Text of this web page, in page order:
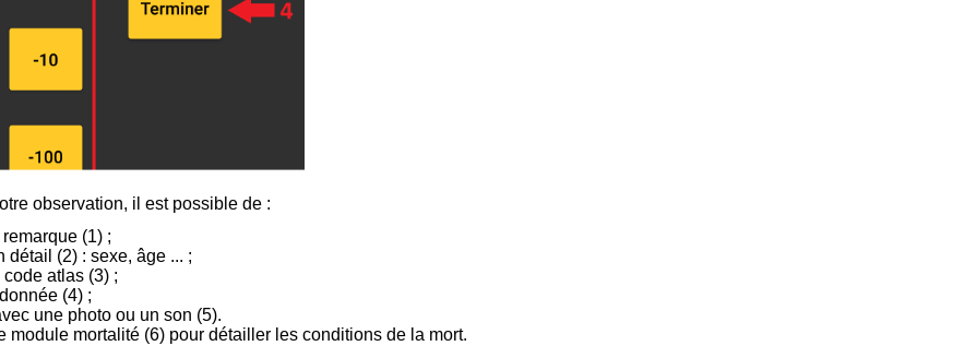
observation, il est possible de :
(1) ;
détail (2) : sexe, âge ... ;
atlas (3) ;
(4) ;
une photo ou un son (5).
module mortalité (6) pour détailler les conditions de la mort.